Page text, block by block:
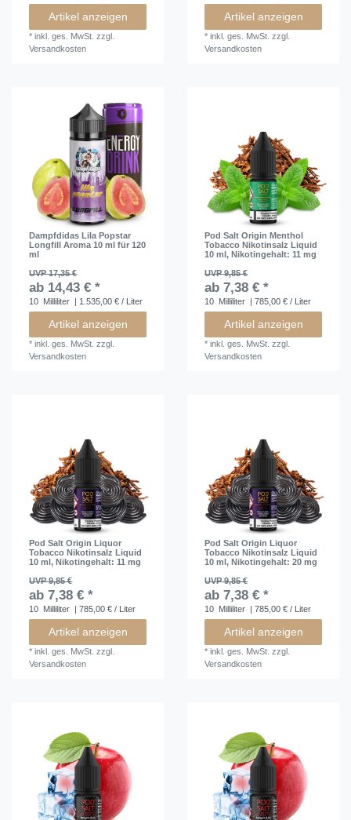
Artikel anzeigen
*inkl. ges. MwSt. zzgl.
Versandkosten
Artikel anzeigen
*inkl. ges. MwSt. zzgl.
Versandkosten
Dampfdidas Lila Popstar
Longfill Aroma 10 ml für 120
ml
UVP 17,35 €
ab 14,43 € *
10 Milliliter | 1.535,00 € / Liter
Artikel anzeigen
*inkl. ges. MwSt. zzgl.
Versandkosten
Pod Salt Origin Menthol
Tobacco Nikotinsalz Liquid
10 ml, Nikotingehalt: 11 mg
UVP 9,85 €
ab 7,38 € *
10 Milliliter | 785,00 € / Liter
Artikel anzeigen
*inkl. ges. MwSt. zzgl.
Versandkosten
Pod Salt Origin Liquor
Tobacco Nikotinsalz Liquid
10 ml, Nikotingehalt: 11 mg
UVP 9,85 €
ab 7,38 € *
10 Milliliter | 785,00 € / Liter
Artikel anzeigen
*inkl. ges. MwSt. zzgl.
Versandkosten
Pod Salt Origin Liquor
Tobacco Nikotinsalz Liquid
10 ml, Nikotingehalt: 20 mg
UVP 9,85 €
ab 7,38 € *
10 Milliliter | 785,00 € / Liter
Artikel anzeigen
*inkl. ges. MwSt. zzgl.
Versandkosten